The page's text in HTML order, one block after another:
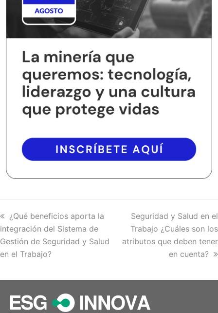
previous
post:
¿Qué beneficios aporta la
integración del Sistema de
Gestión de Seguridad y Salud
en el Trabajo?
next
post:
Seguridad y Salud en el
Trabajo ¿Cuáles son los
atributos que deben tener
en cuenta?